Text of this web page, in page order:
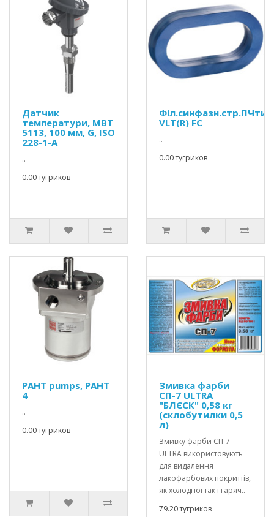
Датчик
температури, MBT
5113, 100 мм, G, ISO
228-1-A
..
0.00 тугриков
VLT(R) FC
..
0.00 тугриков
PAHT pumps, PAHT
4
..
0.00 тугриков
Змивка фарби
СП-7 ULTRA
"БЛЄСК" 0,58 кг
(склобутилки 0,5
л)
Змивку фарби СП-7
ULTRA використовують
для видалення
лакофарбових покриттів,
як холодної так і гаряч..
79.20 тугриков